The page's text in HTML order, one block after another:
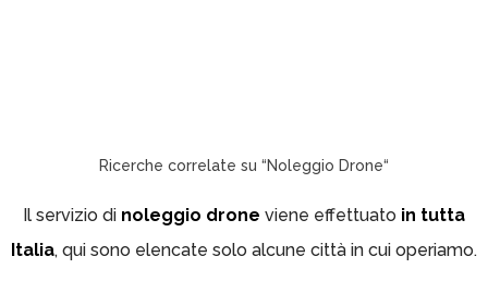
Ricerche correlate su “Noleggio Drone“
Il servizio di noleggio drone viene effettuato in tutta
Italia, qui sono elencate solo alcune città in cui operiamo.